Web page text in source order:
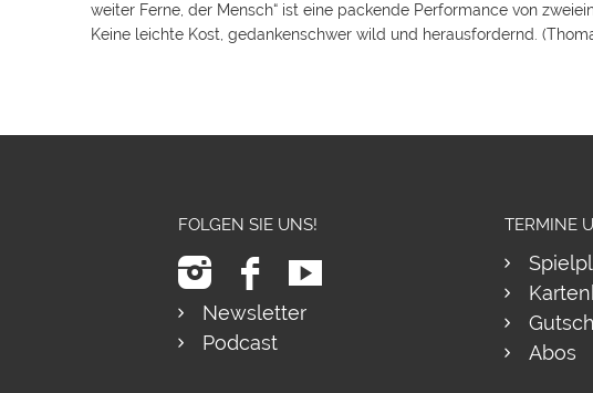
weiter Ferne, der Mensch“ ist eine packende Performance von
Keine leichte Kost, gedankenschwer wild und herausfordernd.
FOLGEN SIE UNS!
Newsletter
Podcast
TERMINE
Abos